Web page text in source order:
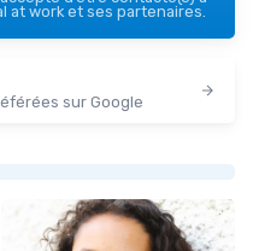
at work et ses partenaires.
sur Google